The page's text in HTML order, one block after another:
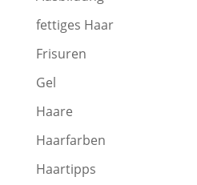
fettiges Haar
Frisuren
Gel
Haare
Haarfarben
Haartipps